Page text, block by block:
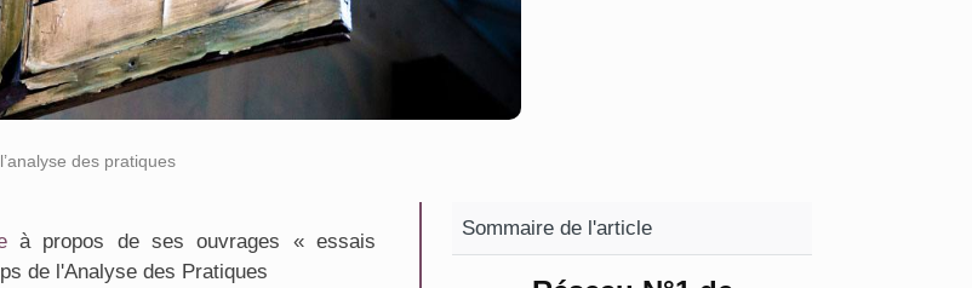
des pratiques
à propos de ses ouvrages « essais
de l'Analyse des Pratiques
Sommaire de l'article